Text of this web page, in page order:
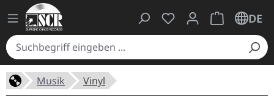
Du hast 0 Produkte
Warenkorb
DE
Musik Vinyl